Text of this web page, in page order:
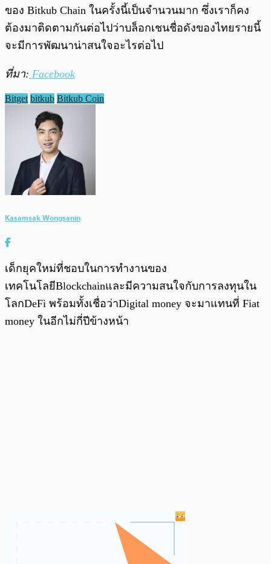
ของ Bitkub Chain ในครั้งนี้เป็นจำนวนมาก ซึ่งเราก็คง
ต้องมาติดตามกันต่อไปว่าบล็อกเชนชื่อดังของไทยรายนี้
จะมีการพัฒนาน่าสนใจอะไรต่อไป
ที่มา: Facebook
Bitget bitkub Bitkub Coin
Kasamsak Wongsanin
เด็กยุคใหม่ที่ชอบในการทำงานของ
เทคโนโลยีBlockchainและมีความสนใจกับการลงทุนใน
โลกDeFi พร้อมทั้งเชื่อว่าDigital money จะมาแทนที่ Fiat
money ในอีกไม่กี่ปีข้างหน้า